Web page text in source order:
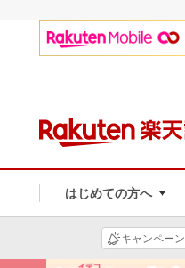
はじめての方へ
キャンペーン